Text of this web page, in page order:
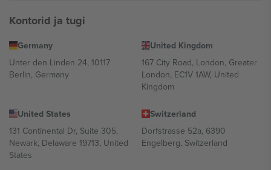
Kontorid ja tugi
Germany
Unter den Linden 24, 10117
Berlin, Germany
United Kingdom
167 City Road, London, Greater
London, EC1V 1AW, United
Kingdom
United States
131 Continental Dr, Suite 305,
Newark, Delaware 19713, United
States
Switzerland
Dorfstrasse 52a, 6390
Engelberg, Switzerland